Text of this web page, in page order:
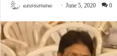
வாசகசாலை June 5, 2020 0